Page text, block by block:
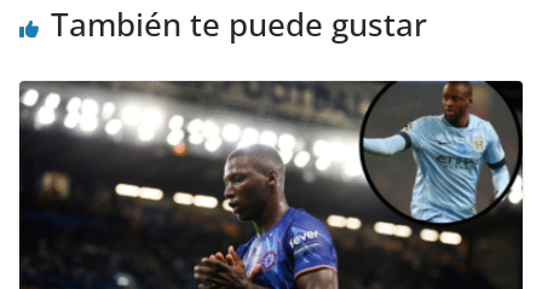
También te puede gustar